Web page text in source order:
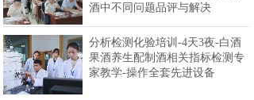
酒中不同问题品评与解决
分析检测化验培训-4天3夜-白酒
果酒养生配制酒相关指标检测专
家教学-操作全套先进设备